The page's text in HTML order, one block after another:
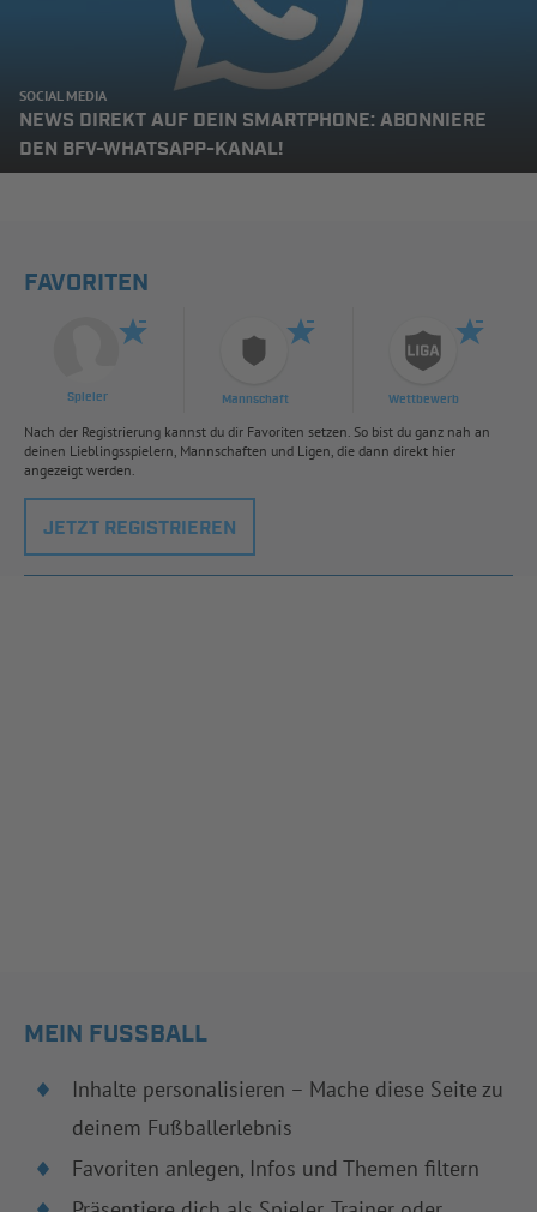
SOCIAL MEDIA
NEWS DIREKT AUF DEIN SMARTPHONE: ABONNIERE
DEN BFV-WHATSAPP-KANAL!
FAVORITEN
Spieler Mannschaft Wettbewerb
Nach der Registrierung kannst du dir Favoriten setzen. So bist du ganz nah an
deinen Lieblingsspielern, Mannschaften und Ligen, die dann direkt hier
angezeigt werden.
JETZT REGISTRIEREN
MEIN FUSSBALL
Inhalte personalisieren – Mache diese Seite zu
deinem Fußballerlebnis
Favoriten anlegen, Infos und Themen filtern